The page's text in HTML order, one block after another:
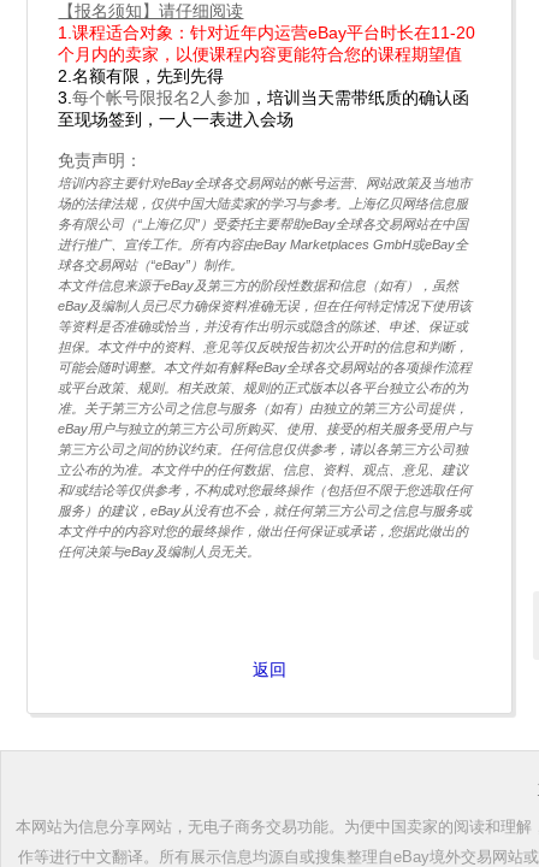
【报名须知】请仔细阅读
1.课程适合对象：针对近年内运营eBay平台时长在11-20
个月内的卖家，以便课程内容更能符合您的课程期望值
2.名额有限，先到先得
3.每个帐号限报名2人参加 ，培训当天需带纸质的确认函
至现场签到，一人一表进入会场
免责声明：
培训内容主要针对eBay全球各交易网站的帐号运营、网站政策及当地市
场的法律法规，仅供中国大陆卖家的学习与参考。上海亿贝网络信息服
务有限公司（“上海亿贝”）受委托主要帮助eBay全球各交易网站在中国
进行推广、宣传工作。所有内容由eBay Marketplaces GmbH或eBay全
球各交易网站（“eBay”）制作。
本文件信息来源于eBay及第三方的阶段性数据和信息（如有），虽然
eBay及编制人员已尽力确保资料准确无误，但在任何特定情况下使用该
等资料是否准确或恰当，并没有作出明示或隐含的陈述、申述、保证或
担保。本文件中的资料、意见等仅反映报告初次公开时的信息和判断，
可能会随时调整。本文件如有解释eBay全球各交易网站的各项操作流程
或平台政策、规则。相关政策、规则的正式版本以各平台独立公布的为
准。关于第三方公司之信息与服务（如有）由独立的第三方公司提供，
eBay用户与独立的第三方公司所购买、使用、接受的相关服务受用户与
第三方公司之间的协议约束。任何信息仅供参考，请以各第三方公司独
立公布的为准。本文件中的任何数据、信息、资料、观点、意见、建议
和/或结论等仅供参考，不构成对您最终操作（包括但不限于您选取任何
服务）的建议，eBay从没有也不会，就任何第三方公司之信息与服务或
本文件中的内容对您的最终操作，做出任何保证或承诺，您据此做出的
任何决策与eBay及编制人员无关。
返回
本网站为信息分享网站，无电子商务交易功能。为便中国卖家的阅读和理
作等进行中文翻译。所有展示信息均源自或搜集整理自eBay境外交易网站